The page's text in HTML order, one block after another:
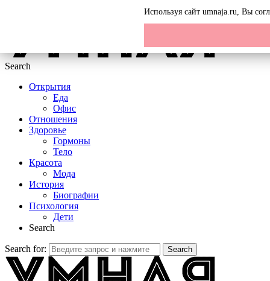
Search
Открытия
Еда
Офис
Отношения
Здоровье
Гормоны
Тело
Красота
Мода
История
Биографии
Психология
Дети
Search
Search for: Search
Используя сайт umnaja.ru, Вы